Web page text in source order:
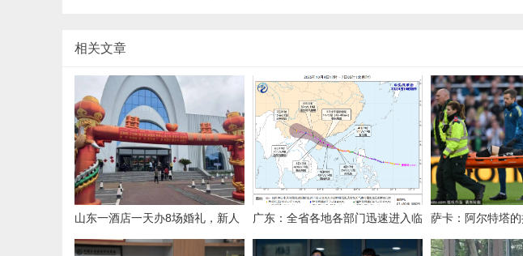
相关文章
山东一酒店一天办8场婚礼，新人
共用一个充气拱门，酒店称免费提
广东：全省各地各部门迅速进入临
战状态
萨卡：阿尔特塔
阿森纳走向成功